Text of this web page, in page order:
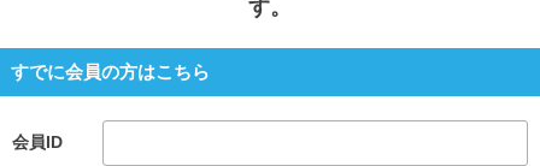
す。
すでに会員の方はこちら
会員ID